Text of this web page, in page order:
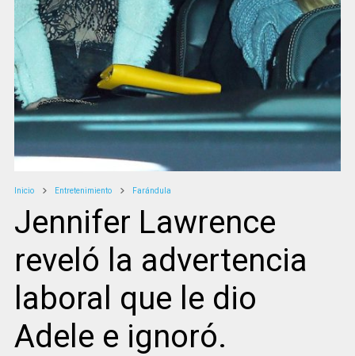
Inicio Entretenimiento Farándula
Jennifer Lawrence
reveló la advertencia
laboral que le dio
Adele e ignoró.